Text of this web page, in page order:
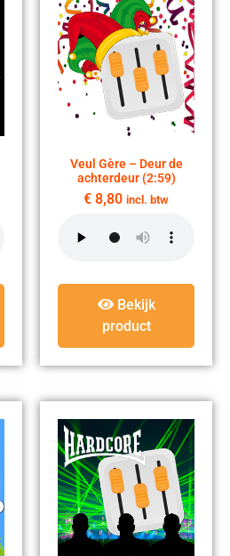
Veul Gère – Deur de
achterdeur (2:59)
€ 8,80 incl. btw
Bekijk
product